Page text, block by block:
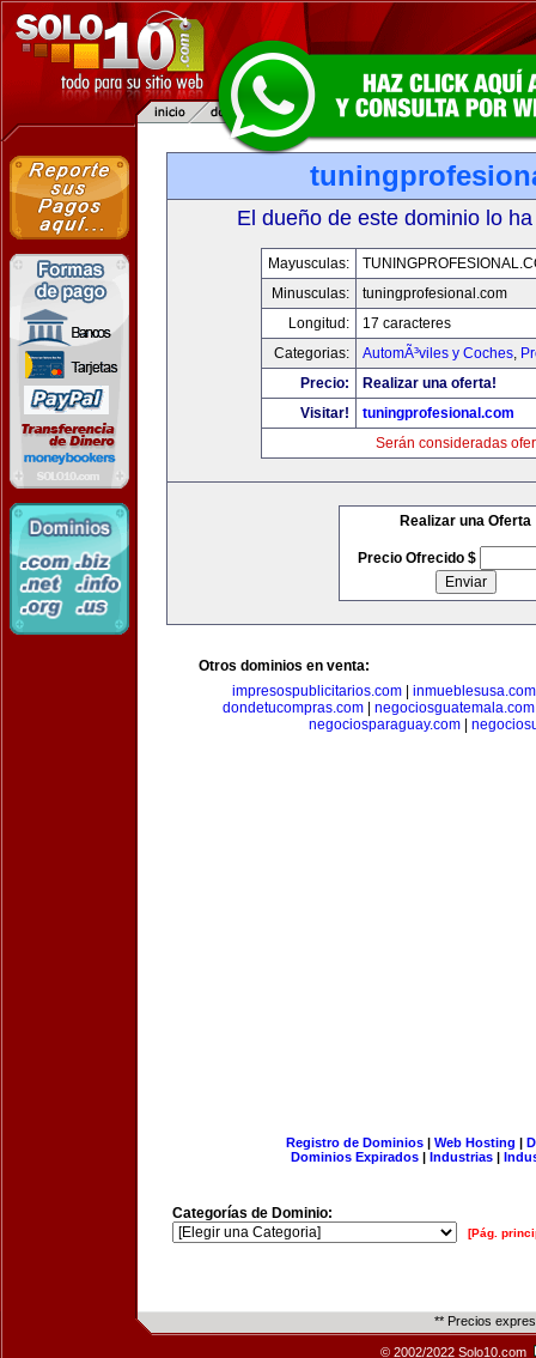
El dueño de este dominio lo
Mayusculas:
Minusculas:
tuningprofesional.com
Longitud:
17 caracteres
Categorias:
AutomÃ³viles y Coches,
Precio:
Realizar una oferta!
Visitar!
tuningprofesional.com
Serán consideradas
Realizar una Oferta
Precio Ofrecido $
Otros dominios en venta:
impresospublicitarios.com
inmueblesusa.com
dondetucompras.com| negociosguatemala.com
negociosparaguay.com
Registro de Dominios| Web Hosting |
Dominios Expirados | Industrias |
Categorías de Dominio:
[Pág.
** Precios
© 2002/2022 Solo10.com